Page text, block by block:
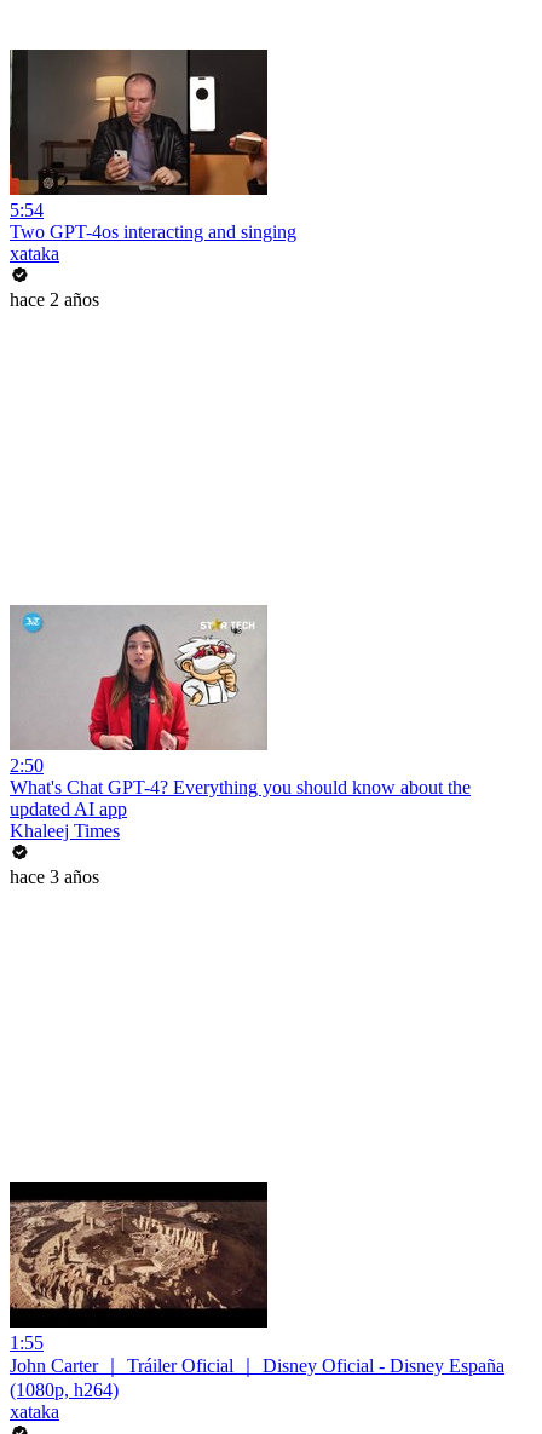
5:54
Two GPT-4os interacting and singing
xataka
hace 2 años
2:50
What's Chat GPT-4? Everything you should know about the
updated AI app
Khaleej Times
hace 3 años
1:55
John Carter ｜ Tráiler Oficial ｜ Disney Oficial - Disney España
(1080p, h264)
xataka